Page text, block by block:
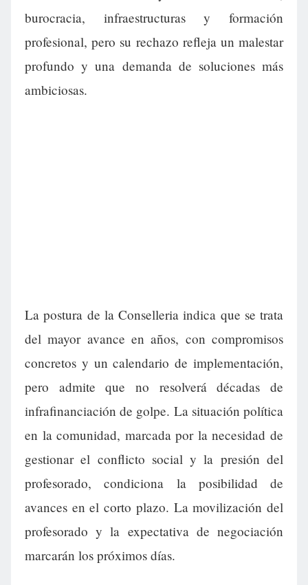
burocracia, infraestructuras y formación
profesional, pero su rechazo refleja un malestar
profundo y una demanda de soluciones más
ambiciosas.
La postura de la Conselleria indica que se trata
del mayor avance en años, con compromisos
concretos y un calendario de implementación,
pero admite que no resolverá décadas de
infrafinanciación de golpe. La situación política
en la comunidad, marcada por la necesidad de
gestionar el conflicto social y la presión del
profesorado, condiciona la posibilidad de
avances en el corto plazo. La movilización del
profesorado y la expectativa de negociación
marcarán los próximos días.